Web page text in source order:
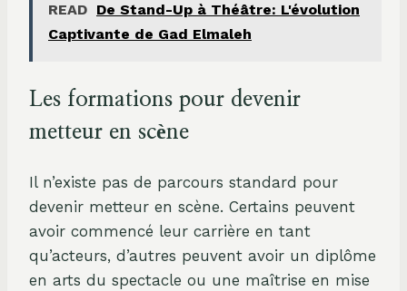
READ De Stand-Up à Théâtre: L'évolution
Captivante de Gad Elmaleh
Les formations pour devenir
metteur en scène
Il n’existe pas de parcours standard pour
devenir metteur en scène. Certains peuvent
avoir commencé leur carrière en tant
qu’acteurs, d’autres peuvent avoir un diplôme
en arts du spectacle ou une maîtrise en mise